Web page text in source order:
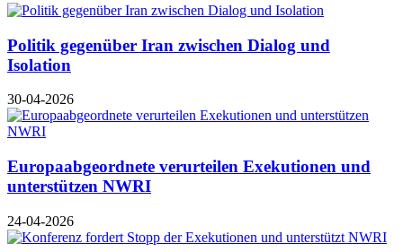
Politik gegenüber Iran zwischen Dialog und
Isolation
30-04-2026
Europaabgeordnete verurteilen Exekutionen und
unterstützen NWRI
24-04-2026